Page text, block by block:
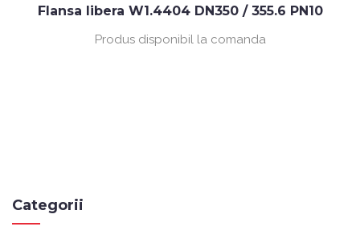
Flansa libera W1.4404 DN350 / 355.6 PN10
Produs disponibil la comanda
Categorii